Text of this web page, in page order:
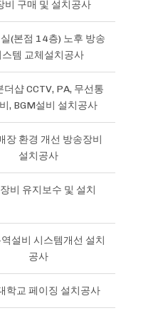
비 구매 및 설치공사
(본점 14층) 노후 방송
스템 교체설치공사
더샵 CCTV, PA, 무선통
, BGM설비 설치공사
장 환경 개선 방송장비
설치공사
비 유지보수 및 설치
설비 시스템개선 설치
공사
학교 페이징 설치공사